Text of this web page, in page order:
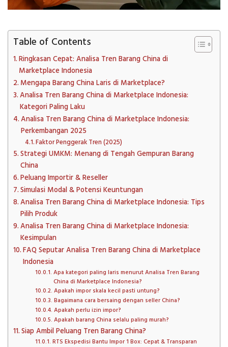
Table of Contents
Ringkasan Cepat: Analisa Tren Barang China di
Marketplace Indonesia
Mengapa Barang China Laris di Marketplace?
Analisa Tren Barang China di Marketplace Indonesia:
Kategori Paling Laku
Analisa Tren Barang China di Marketplace Indonesia:
Perkembangan 2025
Faktor Penggerak Tren (2025)
Strategi UMKM: Menang di Tengah Gempuran Barang
China
Peluang Importir & Reseller
Simulasi Modal & Potensi Keuntungan
Analisa Tren Barang China di Marketplace Indonesia: Tips
Pilih Produk
Analisa Tren Barang China di Marketplace Indonesia:
Kesimpulan
FAQ Seputar Analisa Tren Barang China di Marketplace
Indonesia
Apa kategori paling laris menurut Analisa Tren Barang
China di Marketplace Indonesia?
Apakah impor skala kecil pasti untung?
Bagaimana cara bersaing dengan seller China?
Apakah perlu izin impor?
Apakah barang China selalu paling murah?
Siap Ambil Peluang Tren Barang China?
RTS Ekspedisi Bantu Impor 1 Box: Cepat & Transparan